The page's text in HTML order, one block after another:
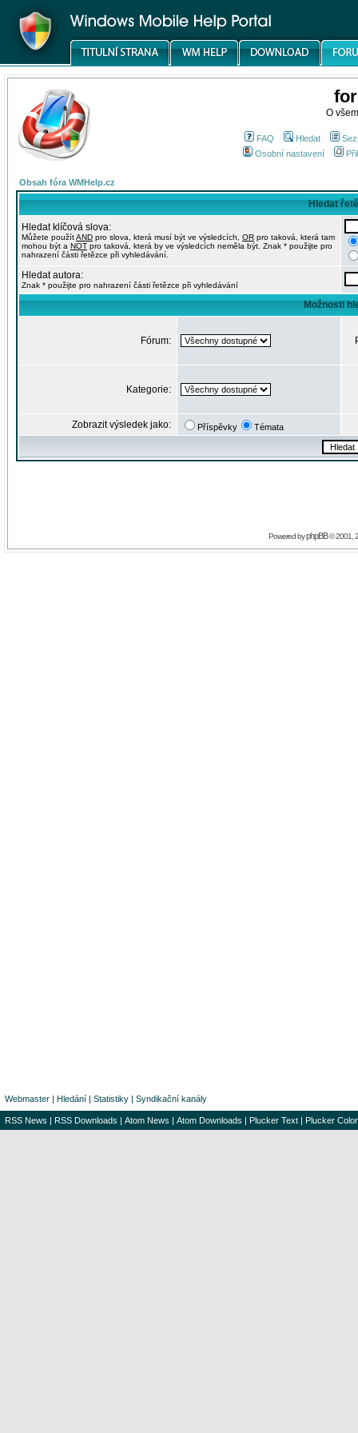
O
FAQ Hledat
Osobní nastavení
Obsah fóra WMHelp.cz
Hledat
Hledat klíčová slova:
Můžete použítAND pro slova, která musí být ve výsledcích, OR pro taková, která tam
mohou být a NOT pro taková, která by ve výsledcích neměla být. Znak * použijte pro
nahrazení části řetězce při vyhledávání.
Hledat autora:
Znak * použijte pro nahrazení části řetězce při vyhledávání
Možnosti
Fórum:
Kategorie:
Zobrazit výsledek jako: Příspěvky Témata
Powered byphpBB© 2001,
Webmaster | Hledání | Statistiky | Syndikační kanály
RSS News | RSS Downloads | Atom News | Atom Downloads | Plucker Text | Plucker Color